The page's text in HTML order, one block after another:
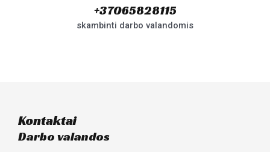
+37065828115
skambinti darbo valandomis
Kontaktai
Darbo valandos